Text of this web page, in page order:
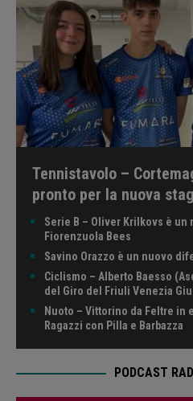
Tennistavolo –
pronto per la nuova
Serie B – Oliver Krilkovs è
Fiorenzuola Bees
Savino Orazzo è un nuovo
Ciclismo – Alberto Baesso
del Giro del Friuli Venezia
Nuoto – Vittorino da Feltre in
Ragazzi con Pilla e Barbazza
PODCAST